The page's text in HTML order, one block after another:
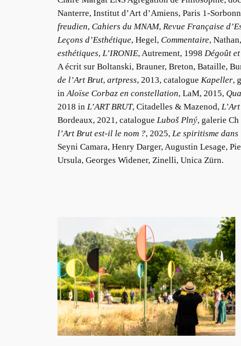
Nanterre, Institut d’Art d’Amiens, Paris 1-
freudien, Cahiers du MNAM, Revue Française
Leçons d’Esthétique, Hegel, Commentaire,
esthétiques, L’IRONIE, Autrement, 1998 Dégoût
A écrit sur Boltanski, Brauner, Breton, Bataille,
de l’Art Brut, artpress, 2013, catalogue Kapeller,
inAloïse Corbaz en constellation, LaM, 2015,
2018 in L’ART BRUT, Citadelles & Mazenod,
Bordeaux, 2021, catalogue Luboš Plný, galerie
l’Art Brut est-il le nom ?, 2025, Le spiritisme dans
Seyni Camara, Henry Darger, Augustin Lesage,
Ursula, Georges Widener, Zinelli, Unica Zürn.